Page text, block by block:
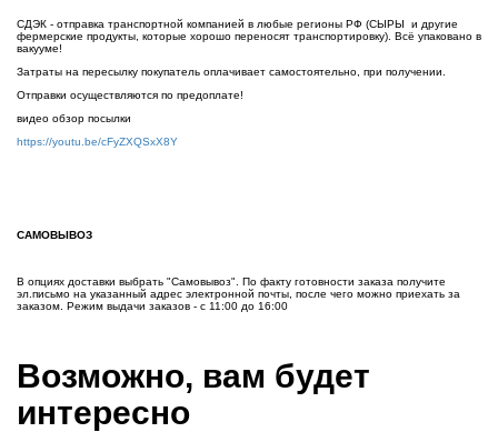
СДЭК - отправка транспортной компанией в любые регионы РФ (СЫРЫ и другие
фермерские продукты, которые хорошо переносят транспортировку). Всё упаковано в
вакууме!
Затраты на пересылку покупатель оплачивает самостоятельно, при получении.
Отправки осуществляются по предоплате!
видео обзор посылки
https://youtu.be/cFyZXQSxX8Y
САМОВЫВОЗ
В опциях доставки выбрать "Самовывоз". По факту готовности заказа получите
эл.письмо на указанный адрес электронной почты, после чего можно приехать за
заказом. Режим выдачи заказов - с 11:00 до 16:00
Возможно, вам будет
интересно